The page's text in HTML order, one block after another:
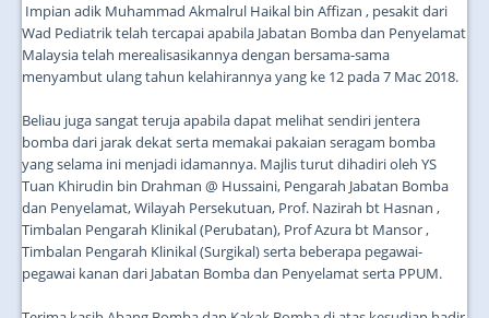
Impian adik Muhammad Akmalrul Haikal bin Affizan , pesakit dari
Wad Pediatrik telah tercapai apabila Jabatan Bomba dan Penyelamat
Malaysia telah merealisasikannya dengan bersama-sama
menyambut ulang tahun kelahirannya yang ke 12 pada 7 Mac 2018.
Beliau juga sangat teruja apabila dapat melihat sendiri jentera
bomba dari jarak dekat serta memakai pakaian seragam bomba
yang selama ini menjadi idamannya. Majlis turut dihadiri oleh YS
Tuan Khirudin bin Drahman @ Hussaini, Pengarah Jabatan Bomba
dan Penyelamat, Wilayah Persekutuan, Prof. Nazirah bt Hasnan ,
Timbalan Pengarah Klinikal (Perubatan), Prof Azura bt Mansor ,
Timbalan Pengarah Klinikal (Surgikal) serta beberapa pegawai-
pegawai kanan dari Jabatan Bomba dan Penyelamat serta PPUM.